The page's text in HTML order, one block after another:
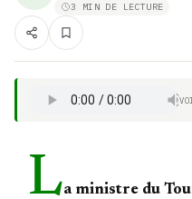
3 MIN DE LECTURE
La ministre du